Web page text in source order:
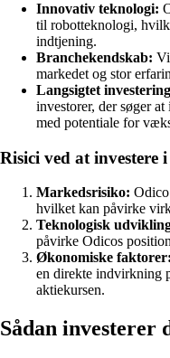
Innovativ teknologi:
til robotteknologi,
indtjening.
Branchekendskab:
markedet og stor
Langsigtet
investorer, der søger
med potentiale for
Risici ved at investere
Markedsrisiko:
hvilket kan påvirke
Teknologisk
påvirke Odicos
Økonomiske faktorer:
en direkte indvirkning
aktiekursen.
Sådan investerer